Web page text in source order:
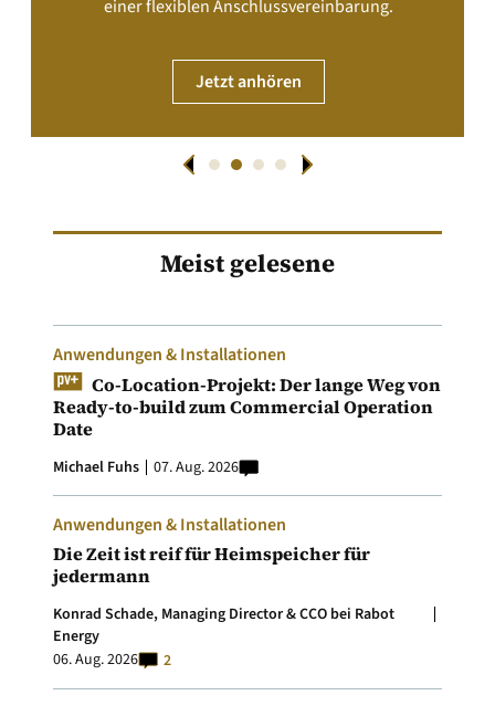
einer flexiblen Anschlussvereinbarung.
Jetzt anhören
Meist gelesene
Anwendungen & Installationen
Co-Location-Projekt: Der lange Weg von
Ready-to-build zum Commercial Operation
Date
Michael Fuhs 07. Aug. 2026
Anwendungen & Installationen
Die Zeit ist reif für Heimspeicher für
jedermann
Konrad Schade, Managing Director & CCO bei Rabot
Energy
06. Aug. 2026
2